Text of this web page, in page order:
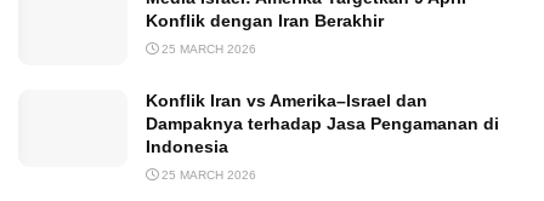
Konflik dengan Iran Berakhir
25 MARCH 2026
Konflik Iran vs Amerika–Israel dan
Dampaknya terhadap Jasa Pengamanan di
Indonesia
25 MARCH 2026